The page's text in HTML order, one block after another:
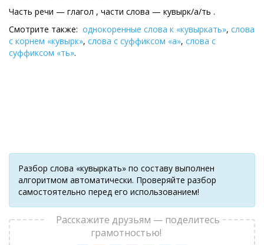
Часть речи — глагол , части слова — кувырк/а/ть .
Смотрите также: однокоренные слова к «кувыркать», слова
с корнем «кувырк», слова с суффиксом «а», слова с
суффиксом «ть».
Разбор слова «кувыркать» по составу выполнен
алгоритмом автоматически. Проверяйте разбор
самостоятельно перед его использованием!
Расскажите друзьям — поделитесь
грамотностью!